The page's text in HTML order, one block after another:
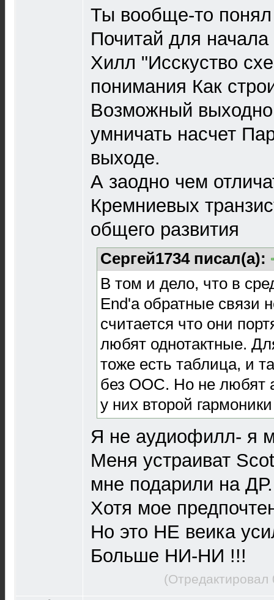
Ты вообще-то понял
Почитай для
Хилл "Исскуство
понимания Как
Возможный
умничать насчет
выходе.
А заодно чем
Кремниевых
общего развития
Сергей1734 писал(а):
В том и дело, что в
End'а обратные связи
считается что они
любят однотактные.
тоже есть таблица, и
без ООС. Но не любят
у них второй
Я не аудиофилл- я
Меня устраиват
мне подарили на ДР.
Хотя мое
Но это НЕ веика
Больше НИ-НИ !!!